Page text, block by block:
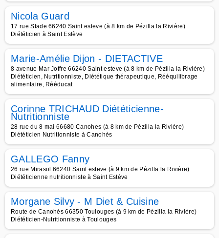
Nicola Guard
17 rue Stade 66240 Saint esteve (à 8 km de Pézilla la Rivière)
Diététicien à Saint Estève
Marie-Amélie Dijon - DIETACTIVE
8 avenue Mar Joffre 66240 Saint esteve (à 8 km de Pézilla la Rivière)
Diététicien, Nutritionniste, Diététique thérapeutique, Rééquilibrage
alimentaire, Rééducat
Corinne TRICHAUD Diététicienne-
Nutritionniste
28 rue du 8 mai 66680 Canohes (à 8 km de Pézilla la Rivière)
Diététicien Nutritionniste à Canohès
GALLEGO Fanny
26 rue Mirasol 66240 Saint esteve (à 9 km de Pézilla la Rivière)
Diététicienne nutritionniste à Saint Estève
Morgane Silvy - M Diet & Cuisine
Route de Canohès 66350 Toulouges (à 9 km de Pézilla la Rivière)
Diététicien-Nutritionniste à Toulouges